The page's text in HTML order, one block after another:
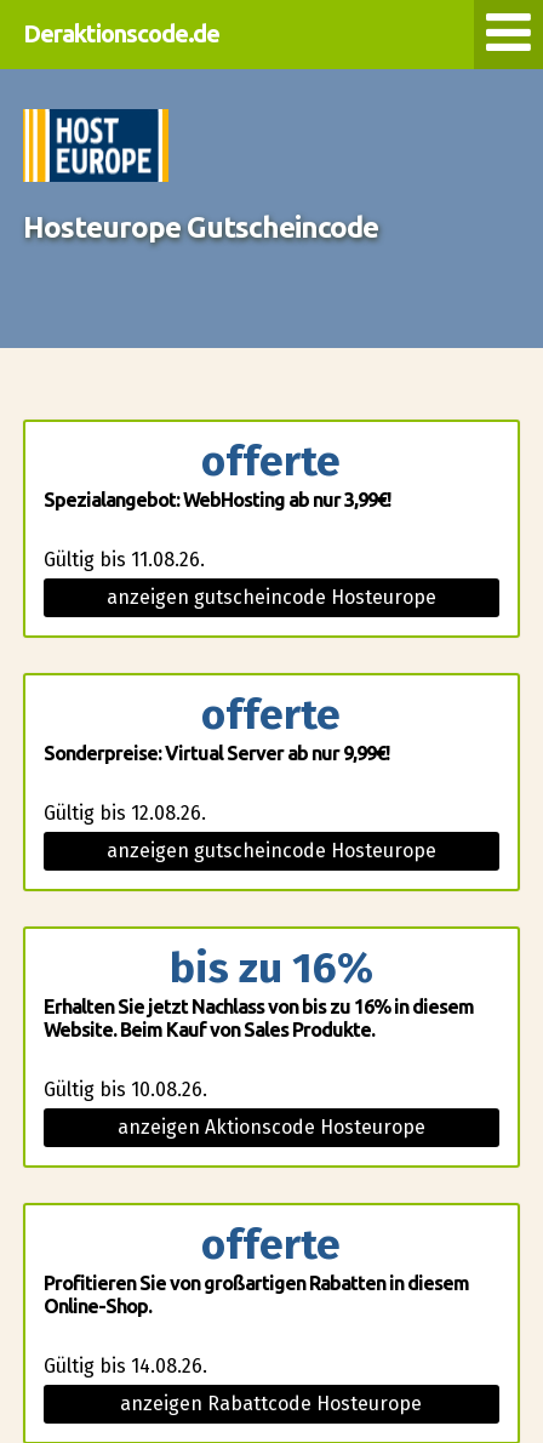
Deraktionscode.de
Hosteurope Gutscheincode
offerte
Spezialangebot: WebHosting ab nur 3,99€!
Gültig bis 11.08.26.
anzeigen gutscheincode Hosteurope
offerte
Sonderpreise: Virtual Server ab nur 9,99€!
Gültig bis 12.08.26.
anzeigen gutscheincode Hosteurope
bis zu 16%
Erhalten Sie jetzt Nachlass von bis zu 16% in diesem
Website. Beim Kauf von Sales Produkte.
Gültig bis 10.08.26.
anzeigen Aktionscode Hosteurope
offerte
Profitieren Sie von großartigen Rabatten in diesem
Online-Shop.
Gültig bis 14.08.26.
anzeigen Rabattcode Hosteurope